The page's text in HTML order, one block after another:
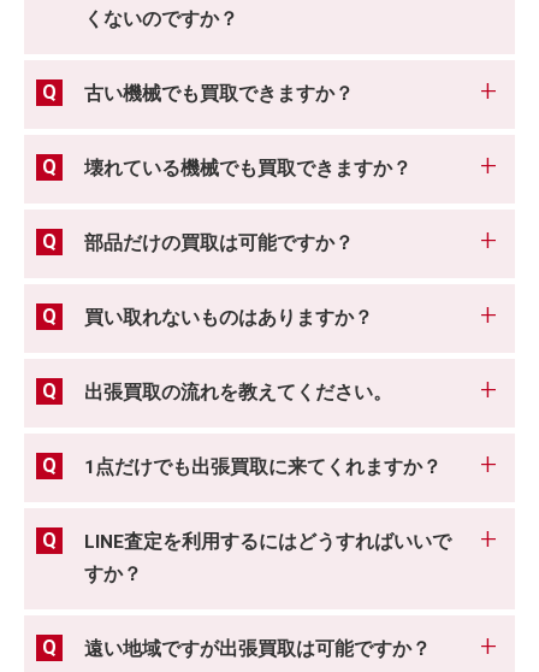
くないのですか？
古い機械でも買取できますか？
壊れている機械でも買取できますか？
部品だけの買取は可能ですか？
買い取れないものはありますか？
出張買取の流れを教えてください。
1点だけでも出張買取に来てくれますか？
LINE査定を利用するにはどうすればいいで
すか？
遠い地域ですが出張買取は可能ですか？